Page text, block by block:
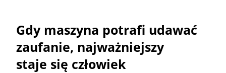
Gdy maszyna potrafi udawać
zaufanie, najważniejszy
staje się człowiek